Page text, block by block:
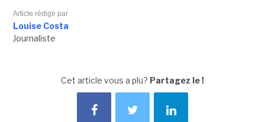
Article rédigé par
Louise Costa
Journaliste
Cet article vous a plu? Partagez le !